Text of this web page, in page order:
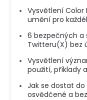
Vysvětlení Color
umění pro
6 bezpečných a
Twitteru(X) bez
Vysvětlení
použití, příklady
Jak se dostat
osvědčené a